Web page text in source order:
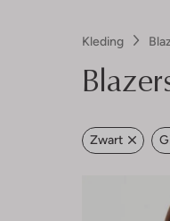
Kleding
Zwart